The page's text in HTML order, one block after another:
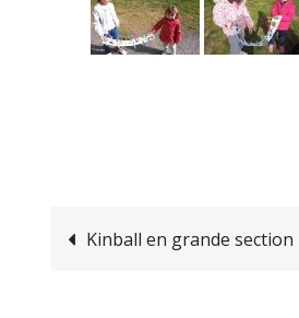
Kinball en grande section